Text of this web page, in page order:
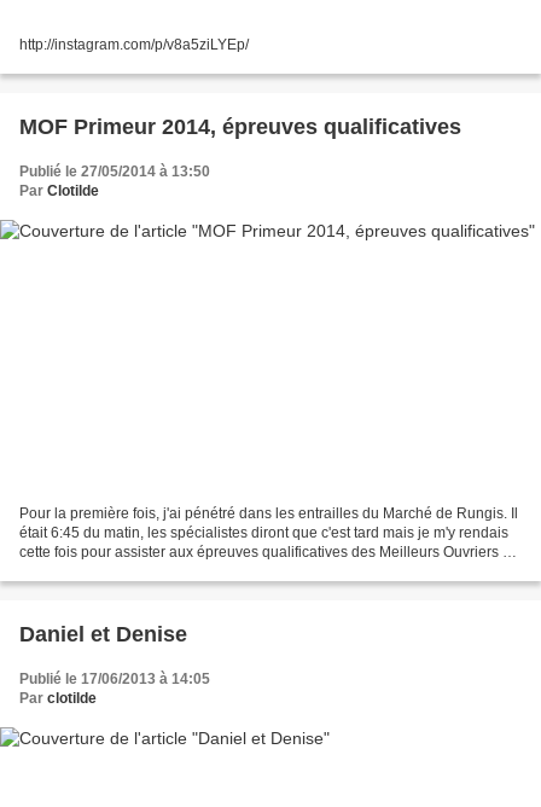
http://instagram.com/p/v8a5ziLYEp/
MOF Primeur 2014, épreuves qualificatives
Publié le 27/05/2014 à 13:50
Par Clotilde
Pour la première fois, j'ai pénétré dans les entrailles du Marché de Rungis. Il
était 6:45 du matin, les spécialistes diront que c'est tard mais je m'y rendais
cette fois pour assister aux épreuves qualificatives des Meilleurs Ouvriers de
Daniel et Denise
Publié le 17/06/2013 à 14:05
Par clotilde